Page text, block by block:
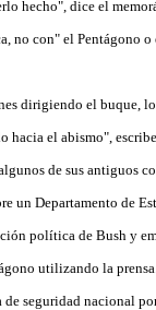
hecho", dice el
no con" el Pentágono o
dirigiendo el buque,
hacia el abismo",
de sus antiguos
un Departamento de
política de Bush y
utilizando la
seguridad nacional